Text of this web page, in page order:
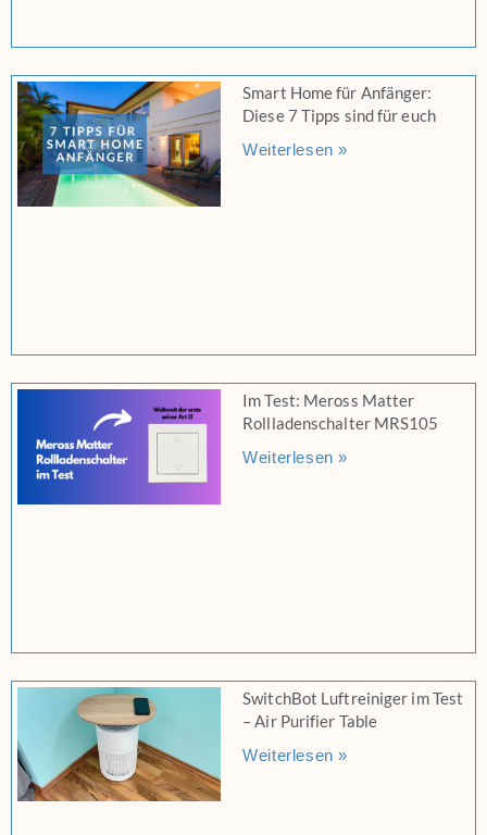
Smart Home für Anfänger:
Diese 7 Tipps sind für euch
Weiterlesen »
Im Test: Meross Matter
Rollladenschalter MRS105
Weiterlesen »
SwitchBot Luftreiniger im Test
– Air Purifier Table
Weiterlesen »